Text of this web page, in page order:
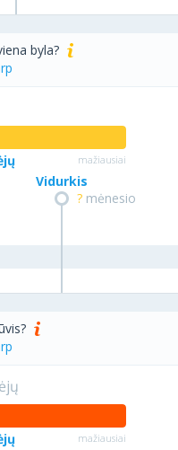
byla?
mažiausiai
? mėnesio
Vidurkis
mažiausiai